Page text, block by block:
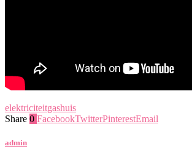
elektriciteitgashuis
Share 0 FacebookTwitterPinterestEmail
admin